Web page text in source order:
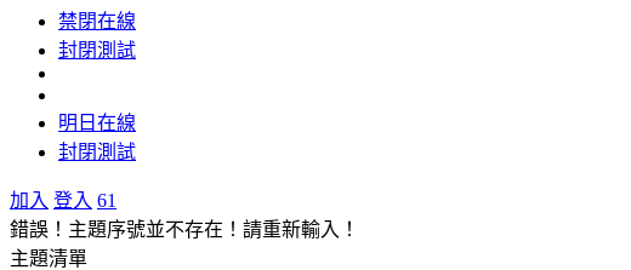
禁閉在線
封閉測試
明日在線
封閉測試
加入 登入 61
錯誤！主題序號並不存在！請重新輸入！
主題清單